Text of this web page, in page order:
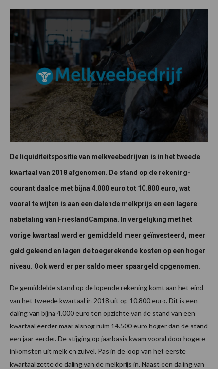
De liquiditeitspositie van melkveebedrijven is in het tweede
kwartaal van 2018 afgenomen. De stand op de rekening-
courant daalde met bijna 4.000 euro tot 10.800 euro, wat
vooral te wijten is aan een dalende melkprijs en een lagere
nabetaling van FrieslandCampina. In vergelijking met het
vorige kwartaal werd er gemiddeld meer geïnvesteerd, meer
geld geleend en lagen de toegerekende kosten op een hoger
niveau. Ook werd er per saldo meer spaargeld opgenomen.
De gemiddelde stand op de lopende rekening komt aan het eind
van het tweede kwartaal in 2018 uit op 10.800 euro. Dit is een
daling van bijna 4.000 euro ten opzichte van de stand van een
kwartaal eerder maar alsnog ruim 14.500 euro hoger dan de stand
een jaar eerder. De stijging op jaarbasis kwam vooral door hogere
inkomsten uit melk en zuivel. Pas in de loop van het eerste
kwartaal zette de daling van de melkprijs in. Naast een daling van